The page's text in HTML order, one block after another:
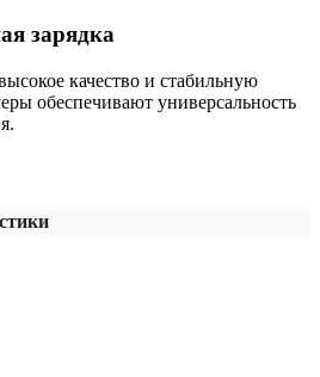
зарядка
качество и стабильную
обеспечивают универсальность